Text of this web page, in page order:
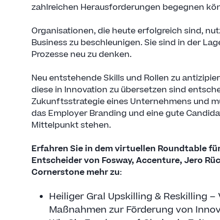
zahlreichen Herausforderungen begegnen
Organisationen, die heute erfolgreich sind,
Business zu beschleunigen. Sie sind in der
Prozesse neu zu denken.
Neu entstehende Skills und Rollen zu
diese in Innovation zu übersetzen sind
Zukunftsstrategie eines Unternehmens und
das Employer Branding und eine gute
Mittelpunkt stehen.
Erfahren Sie in dem virtuellen Roundtable
Entscheider von Fosway, Accenture, Jero
Cornerstone mehr zu:
Heiliger Gral Upskilling & Reskilling
Maßnahmen zur Förderung von